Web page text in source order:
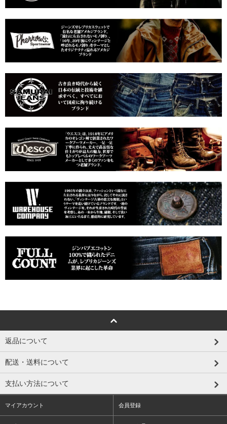
返品について
配送・送料について
支払い方法について
マイアカウント 会員登録